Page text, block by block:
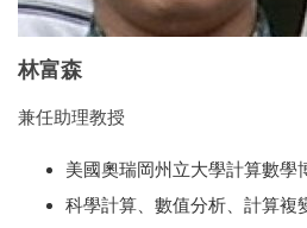
林富森
兼任助理教授
美國奧瑞岡州立大學計算數學
科學計算、數值分析、計算複